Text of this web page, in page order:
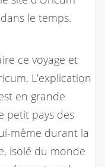
le temps.
ce voyage et
L’explication
en grande
petit pays des
même durant la
isolé du monde